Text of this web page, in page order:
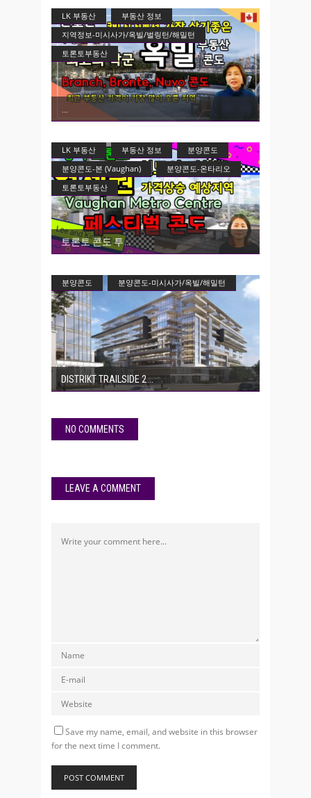
LK 부동산
부동산 정보
지역정보-미시사가/옥빌/벌링턴/해밀턴
토론토부동산
LK 부동산 부동산 정보
분양콘도
분양콘도-본 (Vaughan)
분양콘도-온타리오
토론토부동산
토론토 콘도 투
분양콘도 분양콘도-미시사가/옥빌/해밀턴
DISTRIKT TRAILSIDE 2
NO COMMENTS
LEAVE A COMMENT
Save my name, email, and website in this browser
for the next time I comment.